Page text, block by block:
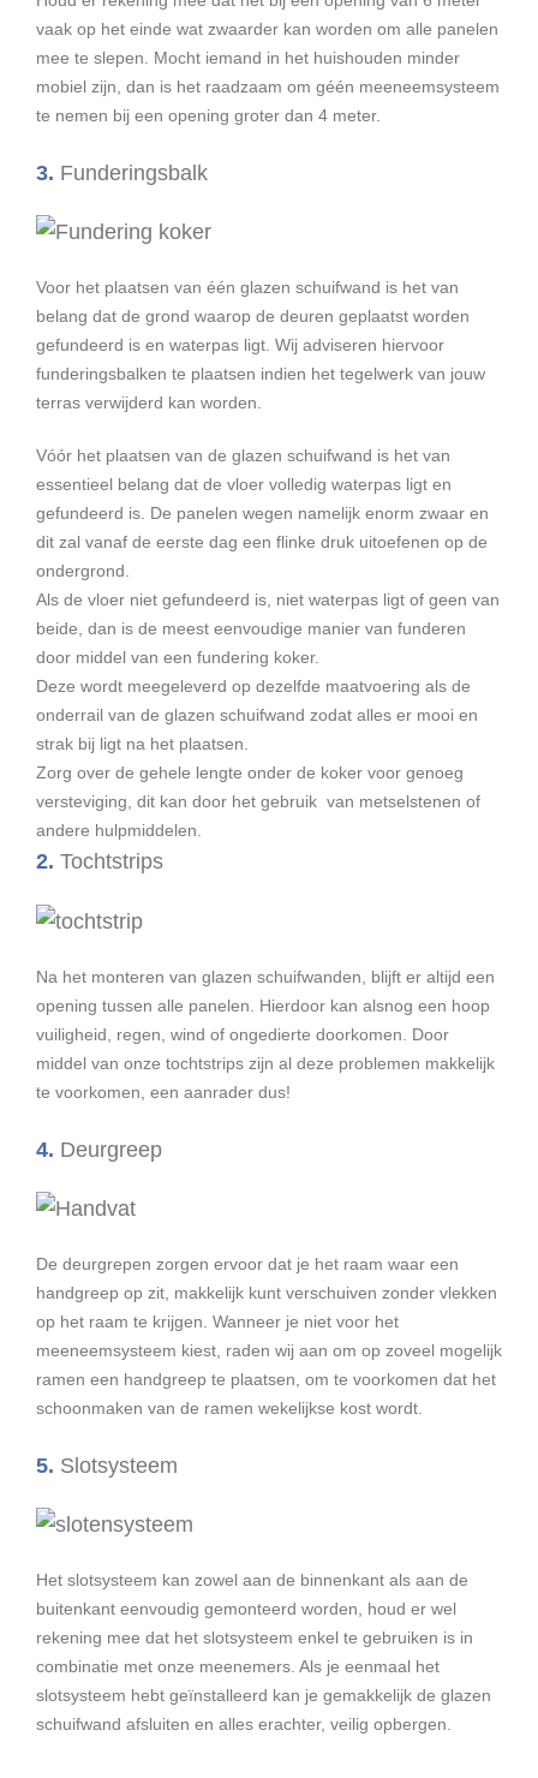
vaak op het einde wat zwaarder kan worden om alle panelen
mee te slepen. Mocht iemand in het huishouden minder
mobiel zijn, dan is het raadzaam om géén meeneemsysteem
te nemen bij een opening groter dan 4 meter.
3. Funderingsbalk
Voor het plaatsen van één glazen schuifwand is het van
belang dat de grond waarop de deuren geplaatst worden
gefundeerd is en waterpas ligt. Wij adviseren hiervoor
funderingsbalken te plaatsen indien het tegelwerk van jouw
terras verwijderd kan worden.
Vóór het plaatsen van de glazen schuifwand is het van
essentieel belang dat de vloer volledig waterpas ligt en
gefundeerd is. De panelen wegen namelijk enorm zwaar en
dit zal vanaf de eerste dag een flinke druk uitoefenen op de
ondergrond.
Als de vloer niet gefundeerd is, niet waterpas ligt of geen van
beide, dan is de meest eenvoudige manier van funderen
door middel van een fundering koker.
Deze wordt meegeleverd op dezelfde maatvoering als de
onderrail van de glazen schuifwand zodat alles er mooi en
strak bij ligt na het plaatsen.
Zorg over de gehele lengte onder de koker voor genoeg
versteviging, dit kan door het gebruik van metselstenen of
andere hulpmiddelen.
2. Tochtstrips
Na het monteren van glazen schuifwanden, blijft er altijd een
opening tussen alle panelen. Hierdoor kan alsnog een hoop
vuiligheid, regen, wind of ongedierte doorkomen. Door
middel van onze tochtstrips zijn al deze problemen makkelijk
te voorkomen, een aanrader dus!
4. Deurgreep
De deurgrepen zorgen ervoor dat je het raam waar een
handgreep op zit, makkelijk kunt verschuiven zonder vlekken
op het raam te krijgen. Wanneer je niet voor het
meeneemsysteem kiest, raden wij aan om op zoveel mogelijk
ramen een handgreep te plaatsen, om te voorkomen dat het
schoonmaken van de ramen wekelijkse kost wordt.
5. Slotsysteem
Het slotsysteem kan zowel aan de binnenkant als aan de
buitenkant eenvoudig gemonteerd worden, houd er wel
rekening mee dat het slotsysteem enkel te gebruiken is in
combinatie met onze meenemers. Als je eenmaal het
slotsysteem hebt geïnstalleerd kan je gemakkelijk de glazen
schuifwand afsluiten en alles erachter, veilig opbergen.